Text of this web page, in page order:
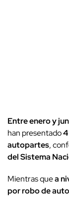
Entre enero y
han presentado
autopartes,
del Sistema
Mientras quea
por robo de